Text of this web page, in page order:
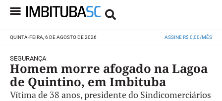
QUINTA-FEIRA, 6 DE AGOSTO DE 2026 ASSINE R$ 0,00/MÊS
SEGURANÇA
Homem morre afogado na Lagoa
de Quintino, em Imbituba
Vítima de 38 anos, presidente do Sindicomerciários